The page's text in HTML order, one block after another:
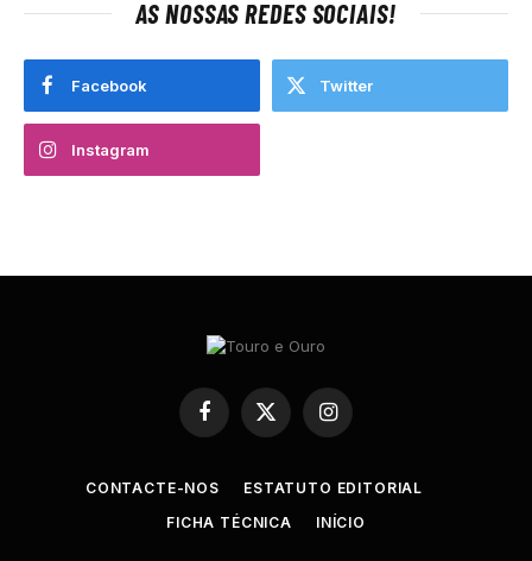
AS NOSSAS REDES SOCIAIS!
Facebook Twitter
Instagram
Facebook
X
Instagram
CONTACTE-NOS
ESTATUTO EDITORIAL
FICHA TÉCNICA
INÍCIO